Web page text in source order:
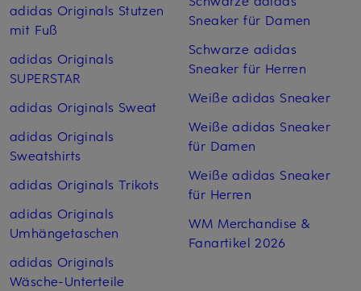
adidas Originals Stutzen
mit Fuß
adidas Originals
SUPERSTAR
adidas Originals Sweat
adidas Originals
Sweatshirts
adidas Originals Trikots
adidas Originals
Umhängetaschen
adidas Originals
Wäsche-Unterteile
Sneaker für Damen
Schwarze adidas
Sneaker für Herren
Weiße adidas Sneaker
Weiße adidas Sneaker
für Damen
Weiße adidas Sneaker
für Herren
WM Merchandise &
Fanartikel 2026